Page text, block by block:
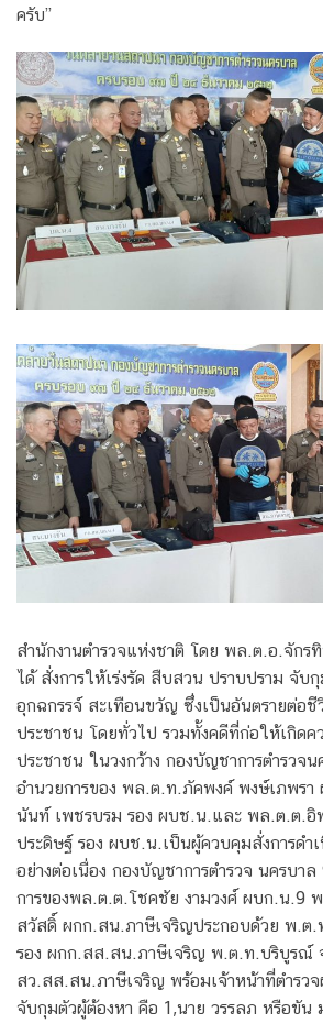
ครับ”
สํานักงานตํารวจแห่งชาติ โดย พล.ต.อ.จักร
ได้ สั่งการให้เร่งรัด สืบสวน ปราบปราม จับ
อุกฉกรรจ์ สะเทือนขวัญ ซึ่งเป็นอันตรายต่อ
ประชาชน โดยทั่วไป รวมทั้งคดีที่ก่อให้เกิดค
ประชาชน ในวงกว้าง กองบัญชาการตำรวจ
อำนวยการของ พล.ต.ท.ภัคพงค์ พงษ์เภพร
นันท์ เพชรบรม รอง ผบช.น.และ พล.ต.ต.อิ
ประดิษฐ์ รอง ผบช.น.เป็นผู้ควบคุมสั่งการดำ
อย่างต่อเนื่อง กองบัญชาการตำรวจ นครบา
การของพล.ต.ต.โชคชัย งามวงศ์ ผบก.น.9
สวัสดิ์ ผกก.สน.ภาษีเจริญประกอบด้วย พ.ต.
รอง ผกก.สส.สน.ภาษีเจริญ พ.ต.ท.บริบูรณ์
สว.สส.สน.ภาษีเจริญ พร้อมเจ้าหน้าที่ตำรว
จับกุมตัวผู้ต้องหา คือ 1,นาย วรรลภ หรือขั